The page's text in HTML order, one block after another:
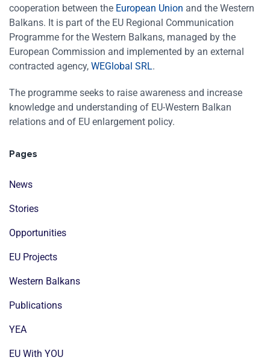
cooperation between the European Union and the Western
Balkans. It is part of the EU Regional Communication
Programme for the Western Balkans, managed by the
European Commission and implemented by an external
contracted agency, WEGlobal SRL.
The programme seeks to raise awareness and increase
knowledge and understanding of EU-Western Balkan
relations and of EU enlargement policy.
Pages
News
Stories
Opportunities
EU Projects
Western Balkans
Publications
YEA
EU With YOU